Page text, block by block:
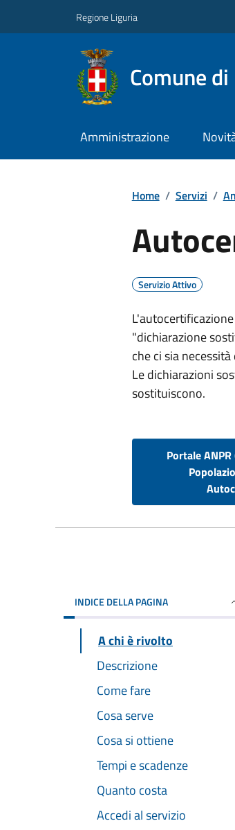
Regione Liguria
Comune
Amministrazione
Home / Servizi /
Servizio Attivo
"dichiarazione
che ci sia
Le dichiarazioni
sostituiscono.
Portale
INDICE DELLA PAGINA
A chi è rivolto
Descrizione
Come fare
Cosa serve
Cosa si ottiene
Tempi e scadenze
Quanto costa
Accedi al servizio